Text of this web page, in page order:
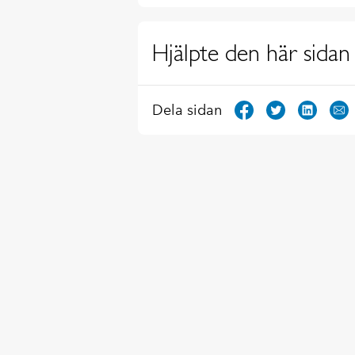
Hjälpte den här sidan
Dela sidan